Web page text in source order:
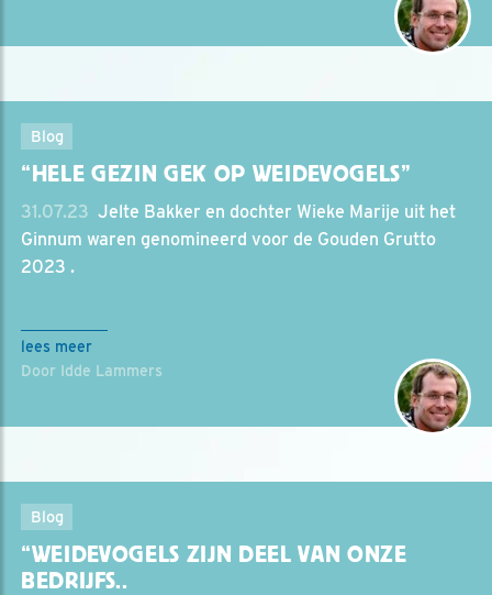
Blog
“HELE GEZIN GEK OP WEIDEVOGELS”
31.07.23 ‎ Jelte Bakker en dochter Wieke Marije uit het
Ginnum waren genomineerd voor de Gouden Grutto
2023 .
lees meer
Door Idde Lammers
Blog
“WEIDEVOGELS ZIJN DEEL VAN ONZE
BEDRIJFS..